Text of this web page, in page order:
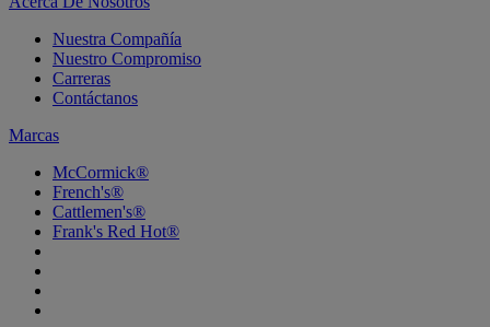
Nuestra Compañía
Nuestro Compromiso
Carreras
Contáctanos
Marcas
McCormick®
French's®
Cattlemen's®
Frank's Red Hot®